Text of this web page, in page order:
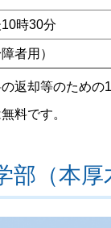
時30分
者用）
返却等のための
料です。
部（本厚